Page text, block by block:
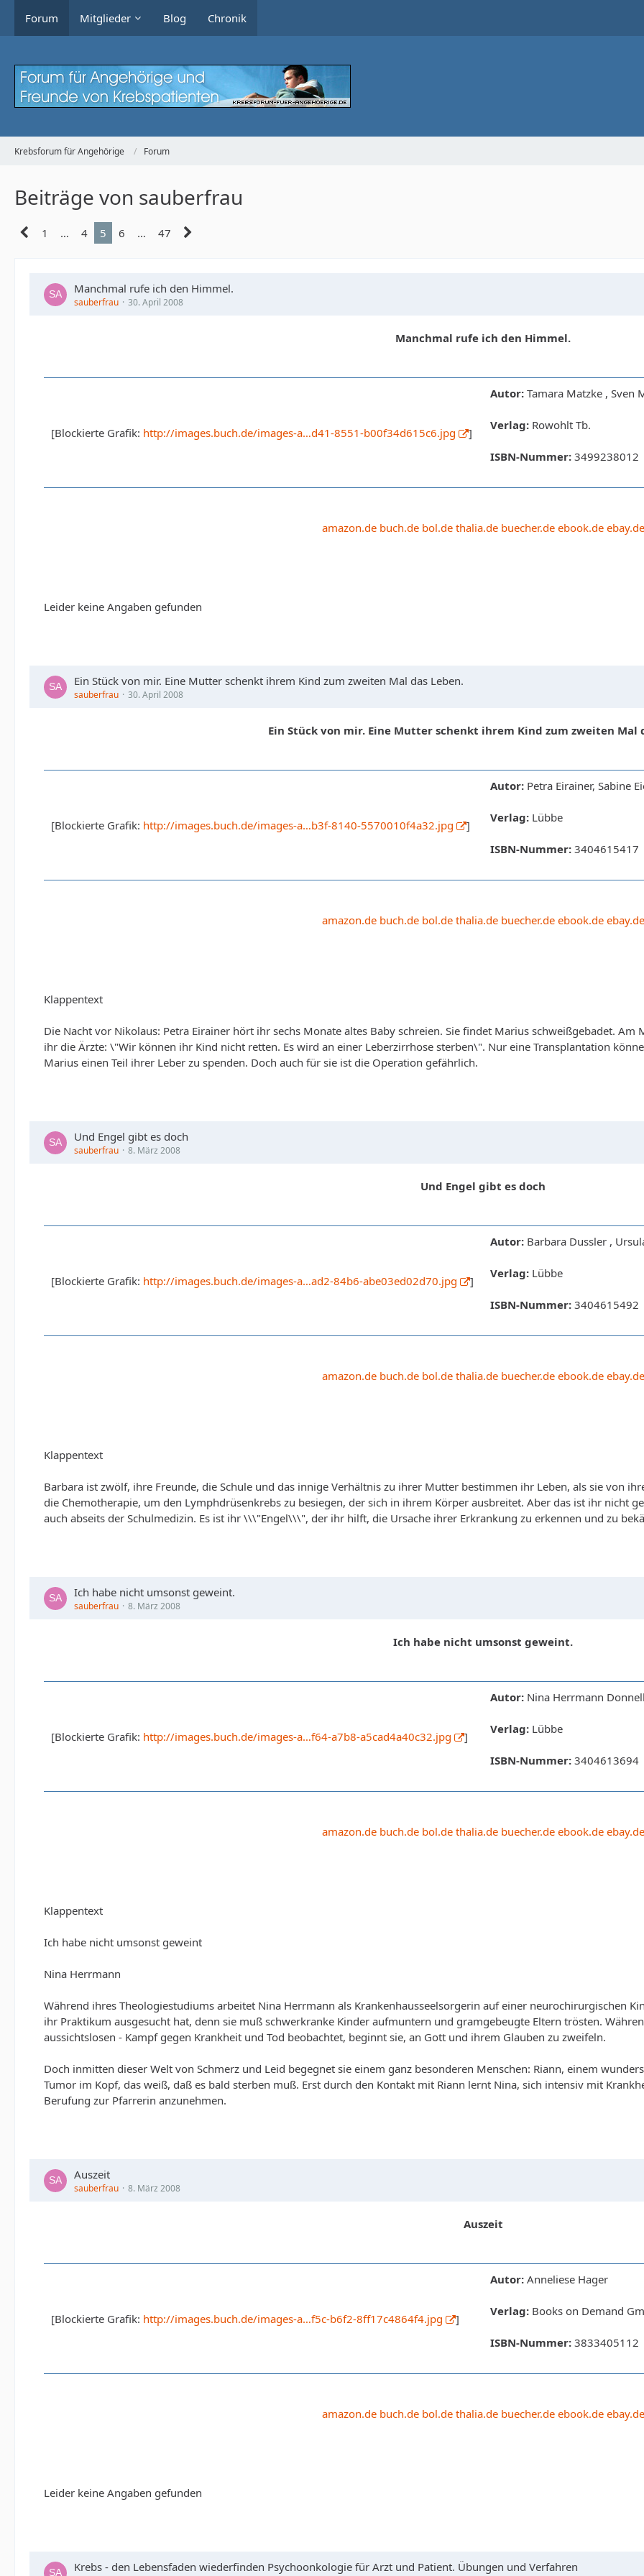
Forum Mitglieder Blog Chronik
Krebsforum für Angehörige Forum
Beiträge von sauberfrau
1 … 4 5 6 … 47
Manchmal rufe ich den Himmel.
sauberfrau 30. April 2008
Manchmal rufe ich den Himmel.
[Blockierte Grafik: http://images.buch.de/images-a…d41-8551-b00f34d615c6.jpg ]
Autor: Tamara Matzke , Sven
Verlag: Rowohlt Tb.
ISBN-Nummer: 3499238012
amazon.de buch.de bol.de thalia.de buecher.de ebook.de ebay.de
Leider keine Angaben gefunden
Ein Stück von mir. Eine Mutter schenkt ihrem Kind zum zweiten Mal das Leben.
sauberfrau 30. April 2008
Ein Stück von mir. Eine Mutter schenkt ihrem Kind zum zweiten Mal
[Blockierte Grafik: http://images.buch.de/images-a…b3f-8140-5570010f4a32.jpg ]
Autor: Petra Eirainer, Sabine
Verlag: Lübbe
ISBN-Nummer: 3404615417
amazon.de buch.de bol.de thalia.de buecher.de ebook.de ebay.de
Klappentext
Die Nacht vor Nikolaus: Petra Eirainer hört ihr sechs Monate altes Baby schreien. Sie findet Marius schweißgebadet.
ihr die Ärzte: \"Wir können ihr Kind nicht retten. Es wird an einer Leberzirrhose sterben\". Nur eine Transplantation
Marius einen Teil ihrer Leber zu spenden. Doch auch für sie ist die Operation gefährlich.
Und Engel gibt es doch
sauberfrau 8. März 2008
Und Engel gibt es doch
[Blockierte Grafik: http://images.buch.de/images-a…ad2-84b6-abe03ed02d70.jpg ]
Autor: Barbara Dussler ,
Verlag: Lübbe
ISBN-Nummer: 3404615492
amazon.de buch.de bol.de thalia.de buecher.de ebook.de ebay.de
Klappentext
Barbara ist zwölf, ihre Freunde, die Schule und das innige Verhältnis zu ihrer Mutter bestimmen ihr Leben, als sie von
die Chemotherapie, um den Lymphdrüsenkrebs zu besiegen, der sich in ihrem Körper ausbreitet. Aber das ist ihr nicht
auch abseits der Schulmedizin. Es ist ihr \\\"Engel\\\", der ihr hilft, die Ursache ihrer Erkrankung zu erkennen und zu
Ich habe nicht umsonst geweint.
sauberfrau 8. März 2008
Ich habe nicht umsonst geweint.
[Blockierte Grafik: http://images.buch.de/images-a…f64-a7b8-a5cad4a40c32.jpg ]
Autor: Nina Herrmann
Verlag: Lübbe
ISBN-Nummer: 3404613694
amazon.de buch.de bol.de thalia.de buecher.de ebook.de ebay.de
Klappentext
Ich habe nicht umsonst geweint
Nina Herrmann
Während ihres Theologiestudiums arbeitet Nina Herrmann als Krankenhausseelsorgerin auf einer neurochirurgischen
ihr Praktikum ausgesucht hat, denn sie muß schwerkranke Kinder aufmuntern und gramgebeugte Eltern trösten.
aussichtslosen - Kampf gegen Krankheit und Tod beobachtet, beginnt sie, an Gott und ihrem Glauben zu zweifeln.
Doch inmitten dieser Welt von Schmerz und Leid begegnet sie einem ganz besonderen Menschen: Riann, einem
Tumor im Kopf, das weiß, daß es bald sterben muß. Erst durch den Kontakt mit Riann lernt Nina, sich intensiv mit
Berufung zur Pfarrerin anzunehmen.
Auszeit
sauberfrau 8. März 2008
Auszeit
[Blockierte Grafik: http://images.buch.de/images-a…f5c-b6f2-8ff17c4864f4.jpg ]
Autor: Anneliese Hager
Verlag: Books on Demand
ISBN-Nummer: 3833405112
amazon.de buch.de bol.de thalia.de buecher.de ebook.de ebay.de
Leider keine Angaben gefunden
Krebs - den Lebensfaden wiederfinden Psychoonkologie für Arzt und Patient. Übungen und Verfahren